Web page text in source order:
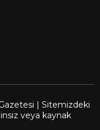
tarafınıza haber,
| Sitemizdeki
veya kaynak